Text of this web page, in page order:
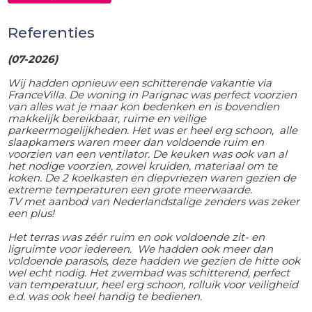
Referenties
(07-2026)
Wij hadden opnieuw een schitterende vakantie via
FranceVilla. De woning in Parignac was perfect voorzien
van alles wat je maar kon bedenken en is bovendien
makkelijk bereikbaar, ruime en veilige
parkeermogelijkheden. Het was er heel erg schoon, alle
slaapkamers waren meer dan voldoende ruim en
voorzien van een ventilator. De keuken was ook van al
het nodige voorzien, zowel kruiden, materiaal om te
koken. De 2 koelkasten en diepvriezen waren gezien de
extreme temperaturen een grote meerwaarde.
TV met aanbod van Nederlandstalige zenders was zeker
een plus!
Het terras was zéér ruim en ook voldoende zit- en
ligruimte voor iedereen. We hadden ook meer dan
voldoende parasols, deze hadden we gezien de hitte ook
wel echt nodig. Het zwembad was schitterend, perfect
van temperatuur, heel erg schoon, rolluik voor veiligheid
e.d. was ook heel handig te bedienen.